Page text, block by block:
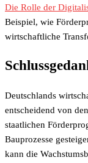
Die Rolle der
Beispiel, wie
wirtschaftliche
Deutschlands
entscheidend von
staatlichen
Bauprozesse
kann die